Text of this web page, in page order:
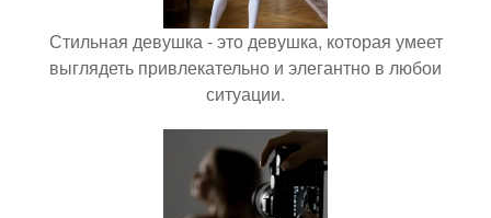
Стильная девушка - это девушка, которая умеет
выглядеть привлекательно и элегантно в любои
ситуации.